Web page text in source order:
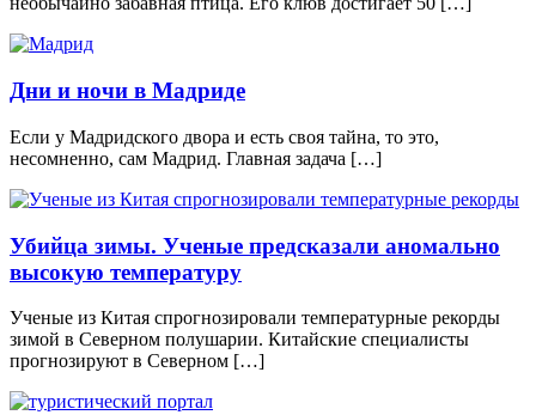
Дни и ночи в Мадриде
Если у Мадридского двора и есть своя тайна, то это,
несомненно, сам Мадрид. Главная задача […]
Убийца зимы. Ученые предсказали аномально
высокую температуру
Ученые из Китая спрогнозировали температурные рекорды
зимой в Северном полушарии. Китайские специалисты
прогнозируют в Северном […]